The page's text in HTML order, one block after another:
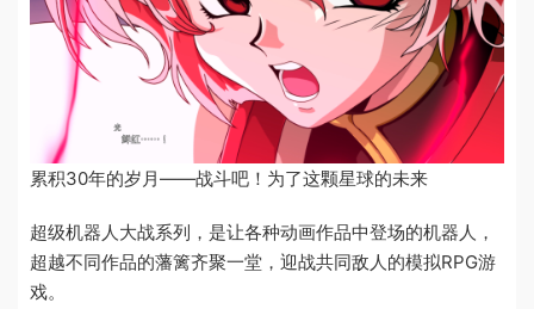
累积30年的岁月——战斗吧！为了这颗星球的未来
超级机器人大战系列，是让各种动画作品中登场的机器人，
超越不同作品的藩篱齐聚一堂，迎战共同敌人的模拟RPG游
戏。